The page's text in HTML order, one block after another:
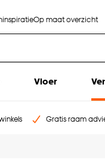
Op maat overzicht
Vloer
Gratis raam